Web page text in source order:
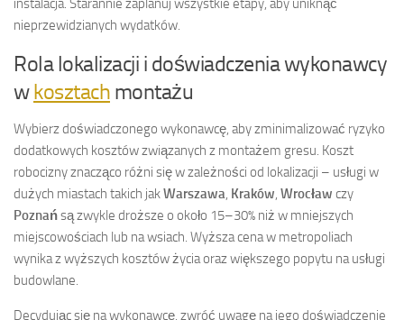
instalacja. Starannie zaplanuj wszystkie etapy, aby uniknąć
nieprzewidzianych wydatków.
Rola lokalizacji i doświadczenia wykonawcy
wkosztach montażu
Wybierz doświadczonego wykonawcę, aby zminimalizować ryzyko
dodatkowych kosztów związanych z montażem gresu. Koszt
robocizny znacząco różni się w zależności od lokalizacji – usługi w
dużych miastach takich jakWarszawa, Kraków, Wrocław czy
Poznańsą zwykle droższe o około 15–30% niż w mniejszych
miejscowościach lub na wsiach. Wyższa cena w metropoliach
wynika z wyższych kosztów życia oraz większego popytu na usługi
budowlane.
Decydując się na wykonawcę, zwróć uwagę na jego doświadczenie